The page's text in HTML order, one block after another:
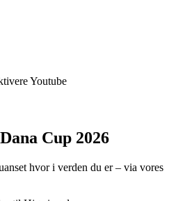
Youtube
Cup 2026
hvor i verden du er – via vores